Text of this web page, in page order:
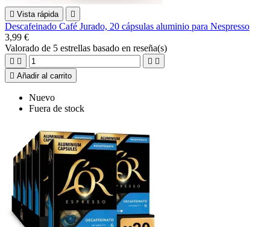
 Vista rápida 
Descafeinado Café Jurado, 20 cápsulas aluminio para Nespresso
3,99 €
Valorado de 5 estrellas basado en reseña(s)
   
 Añadir al carrito
Nuevo
Fuera de stock